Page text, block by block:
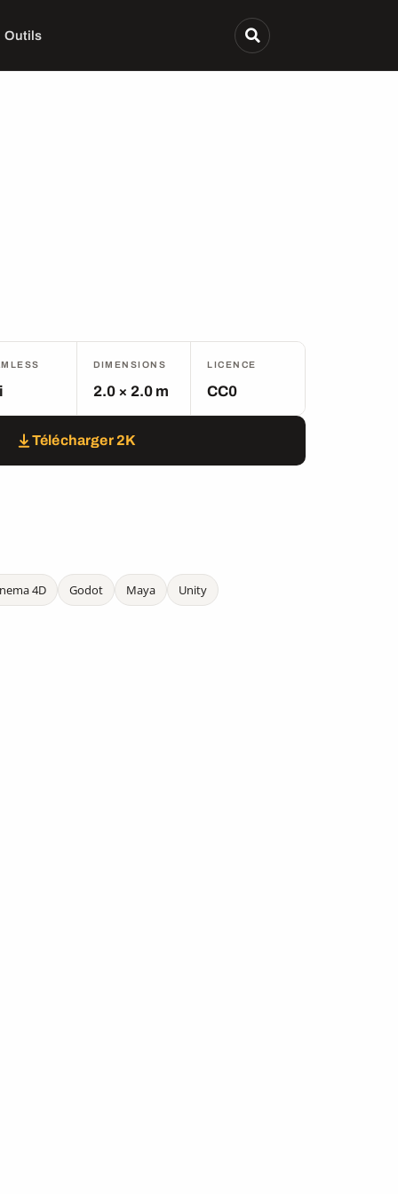
Outils
DIMENSIONS
2.0 × 2.0 m
LICENCE
CC0
Télécharger 2K
4D Godot Maya
Unity